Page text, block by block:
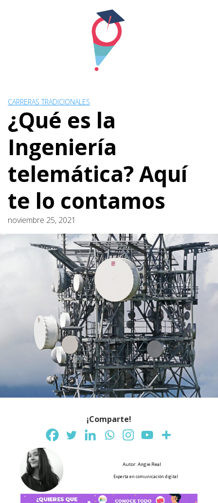
CARRERAS TRADICIONALES
¿Qué es la
Ingeniería
telemática? Aquí
te lo contamos
noviembre 25, 2021
¡Comparte!
Autor: Angie Real
Experta en comunicación digital